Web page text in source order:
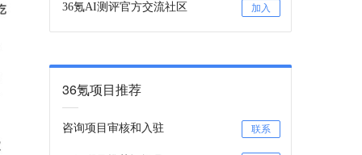
36氪AI测评官方交流社区 加入
36氪项目推荐
咨询项目审核和入驻 联系